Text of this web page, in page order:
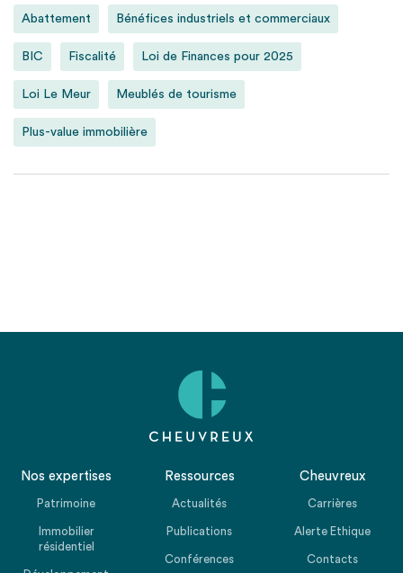
Abattement Bénéfices industriels et commerciaux
BIC Fiscalité Loi de Finances pour 2025
Loi Le Meur Meublés de tourisme
Plus-value immobilière
Nos expertises
Patrimoine
Immobilier
résidentiel
Ressources
Actualités
Publications
Conférences
Cheuvreux
Carrières
Alerte Ethique
Contacts